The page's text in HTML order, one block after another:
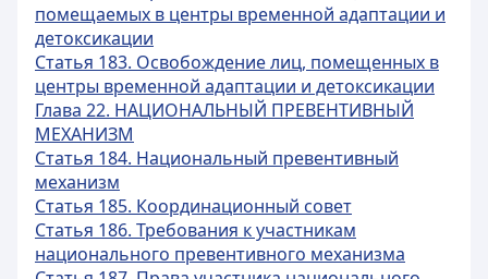
помещаемых в центры временной адаптации и
детоксикации
Статья 183. Освобождение лиц, помещенных в
центры временной адаптации и детоксикации
Глава 22. НАЦИОНАЛЬНЫЙ ПРЕВЕНТИВНЫЙ
МЕХАНИЗМ
Статья 184. Национальный превентивный
механизм
Статья 185. Координационный совет
Статья 186. Требования к участникам
национального превентивного механизма